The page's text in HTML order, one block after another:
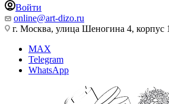
Войти
online@art-dizo.ru
г. Москва, улица Шеногина 4, корпус
MAX
Telegram
WhatsApp